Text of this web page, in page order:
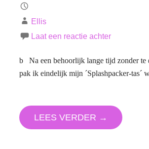
Ellis
Laat een reactie achter
b Na een behoorlijk lange tijd zonder te
pak ik eindelijk mijn ´Splashpacker-tas´
LEES VERDER →